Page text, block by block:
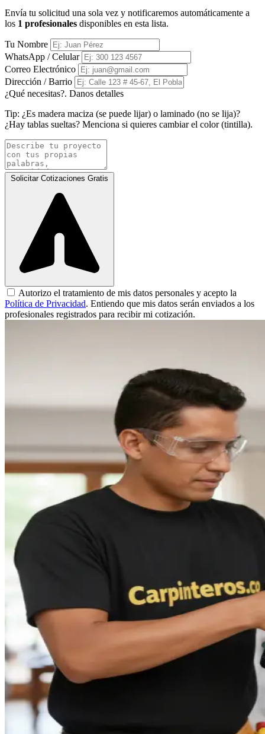
Envía tu solicitud una sola vez y notificaremos automáticamente a
los 1 profesionales disponibles en esta lista.
Tu Nombre
WhatsApp / Celular
Correo Electrónico
Dirección / Barrio
¿Qué necesitas?. Danos detalles
Tip: ¿Es madera maciza (se puede lijar) o laminado (no se lija)?
¿Hay tablas sueltas? Menciona si quieres cambiar el color (tintilla).
Solicitar Cotizaciones Gratis
Autorizo el tratamiento de mis datos personales y acepto la
Política de Privacidad. Entiendo que mis datos serán enviados a los
profesionales registrados para recibir mi cotización.